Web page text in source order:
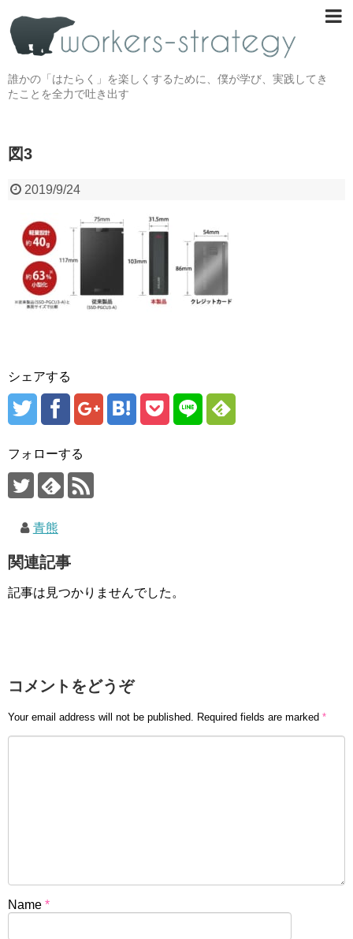
誰かの「はたらく」を楽しくするために、僕が学び、実践してき
たことを全力で吐き出す
図3
2019/9/24
シェアする
フォローする
青熊
関連記事
記事は見つかりませんでした。
コメントをどうぞ
Your email address will not be published. Required fields are marked *
Name *